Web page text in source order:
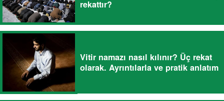
rekattır?
Vitir namazı nasıl kılınır? Üç rekat
olarak. Ayrıntılarla ve pratik anlatım